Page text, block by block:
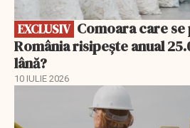
EXCLUSIV
România risipește anual
lână?
10 IULIE 2026